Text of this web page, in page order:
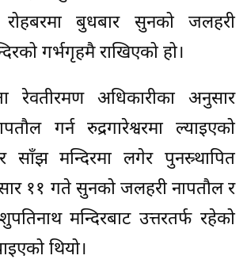
रोहबरमा बुधबार सुनको जलहरी
गर्भगृहमै राखिएको हो।
रेवतीरमण अधिकारीका अनुसार
गर्न रुद्रगारेश्वरमा ल्याइएको
साँझ मन्दिरमा लगेर पुनस्र्थापित
११ गते सुनको जलहरी नापतौल र
मन्दिरबाट उत्तरतर्फ रहेको
थियो।